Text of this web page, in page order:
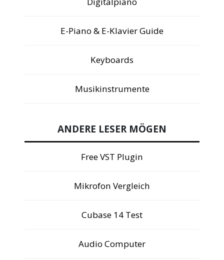
E-Piano & E-Klavier Guide
Keyboards
Musikinstrumente
ANDERE LESER MÖGEN
Free VST Plugin
Mikrofon Vergleich
Cubase 14 Test
Audio Computer